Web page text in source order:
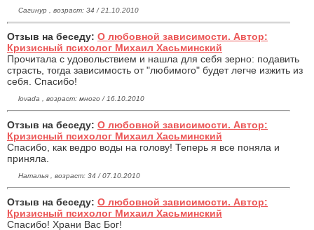
Сагинур , возраст: 34 / 21.10.2010
Отзыв на беседу: О любовной зависимости. Автор:
Кризисный психолог Михаил Хасьминский
Прочитала с удовольствием и нашла для себя зерно: подавить
страсть, тогда зависимость от "любимого" будет легче изжить из
себя. Спасибо!
lovada , возраст: много / 16.10.2010
Отзыв на беседу: О любовной зависимости. Автор:
Кризисный психолог Михаил Хасьминский
Спасибо, как ведро воды на голову! Теперь я все поняла и
приняла.
Наталья , возраст: 34 / 07.10.2010
Отзыв на беседу: О любовной зависимости. Автор:
Кризисный психолог Михаил Хасьминский
Спасибо! Храни Вас Бог!